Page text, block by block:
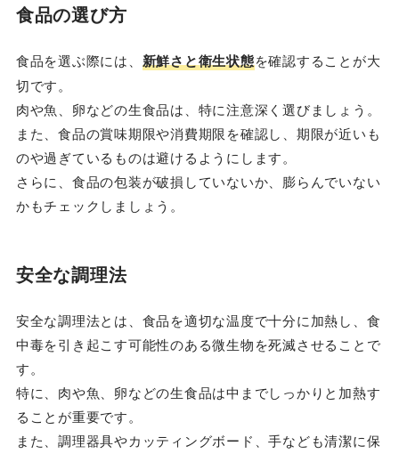
食品の選び方
食品を選ぶ際には、 新鮮さと衛生状態を確認することが大
切です。
肉や魚、卵などの生食品は、特に注意深く選びましょう。
また、食品の賞味期限や消費期限を確認し、期限が近いも
のや過ぎているものは避けるようにします。
さらに、食品の包装が破損していないか、膨らんでいない
かもチェックしましょう。
安全な調理法
安全な調理法とは、食品を適切な温度で十分に加熱し、食
中毒を引き起こす可能性のある微生物を死滅させることで
す。
特に、肉や魚、卵などの生食品は中までしっかりと加熱す
ることが重要です。
また、調理器具やカッティングボード、手なども清潔に保